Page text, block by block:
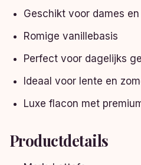
Geschikt voor dames
Romige vanillebasis
Perfect voor dagelijks
Ideaal voor lente en
Luxe flacon met
Productdetails